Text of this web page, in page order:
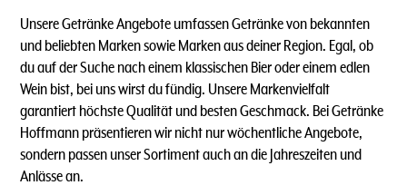
Unsere Getränke Angebote umfassen Getränke von bekannten
und beliebten Marken sowie Marken aus deiner Region. Egal, ob
du auf der Suche nach einem klassischen Bier oder einem edlen
Wein bist, bei uns wirst du fündig. Unsere Markenvielfalt
garantiert höchste Qualität und besten Geschmack. Bei Getränke
Hoffmann präsentieren wir nicht nur wöchentliche Angebote,
sondern passen unser Sortiment auch an die Jahreszeiten und
Anlässe an.